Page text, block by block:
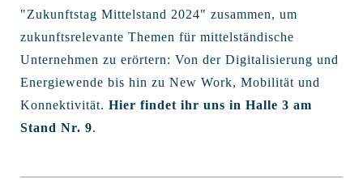
"Zukunftstag Mittelstand 2024" zusammen, um
zukunftsrelevante Themen für mittelständische
Unternehmen zu erörtern: Von der Digitalisierung und
Energiewende bis hin zu New Work, Mobilität und
Konnektivität. Hier findet ihr uns in Halle 3 am
Stand Nr. 9.